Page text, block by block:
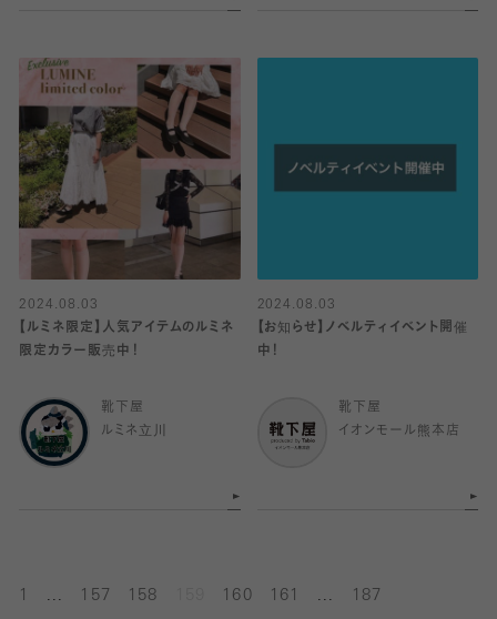
2024.08.03
【ルミネ限定】人気アイテムのルミネ
限定カラー販売中！
靴下屋
ルミネ立川
2024.08.03
【お知らせ】ノベルティイベント開催
中！
靴下屋
イオンモール熊本店
157 158 160 161 187